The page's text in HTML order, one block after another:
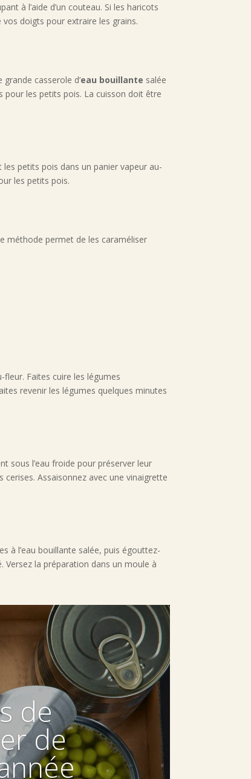
à l’aide d’un couteau. Si les haricots
doigts pour extraire les grains.
casserole d’eau bouillante salée
pour les petits pois. La cuisson doit être
petits pois dans un panier vapeur au-
les petits pois.
méthode permet de les caraméliser
Faites cuire les légumes
revenir les légumes quelques minutes
sous l’eau froide pour préserver leur
Assaisonnez avec une vinaigrette
à l’eau bouillante salée, puis égouttez-
la préparation dans un moule à
de
de